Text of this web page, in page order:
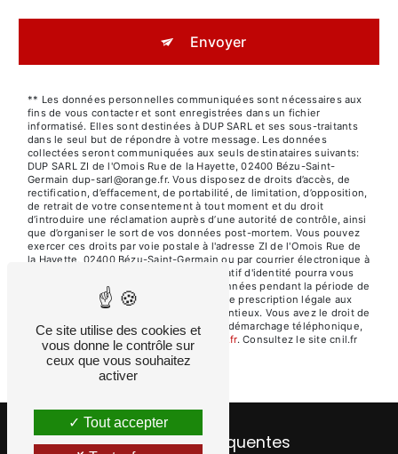
Envoyer
** Les données personnelles communiquées sont nécessaires aux
fins de vous contacter et sont enregistrées dans un fichier
informatisé. Elles sont destinées à DUP SARL et ses sous-traitants
dans le seul but de répondre à votre message. Les données
collectées seront communiquées aux seuls destinataires suivants:
DUP SARL ZI de l'Omois Rue de la Hayette, 02400 Bézu-Saint-
Germain dup-sarl@orange.fr. Vous disposez de droits d’accès, de
rectification, d’effacement, de portabilité, de limitation, d’opposition,
de retrait de votre consentement à tout moment et du droit
d’introduire une réclamation auprès d’une autorité de contrôle, ainsi
que d’organiser le sort de vos données post-mortem. Vous pouvez
exercer ces droits par voie postale à l'adresse ZI de l'Omois Rue de
la Hayette, 02400 Bézu-Saint-Germain ou par courrier électronique à
l'adresse dup-sarl@orange.fr. Un justificatif d'identité pourra vous
être demandé. Nous conservons vos données pendant la période de
prise de contact puis pendant la durée de prescription légale aux
fins probatoires et de gestion des contentieux. Vous avez le droit de
vous inscrire sur la liste d'opposition au démarchage téléphonique,
disponible à cette adresse: Bloctel.gouv.fr. Consultez le site cnil.fr
pour plus d’informations sur vos droits.
Recherches fréquentes
Ce site utilise des cookies et
vous donne le contrôle sur
ceux que vous souhaitez
activer
Tout accepter